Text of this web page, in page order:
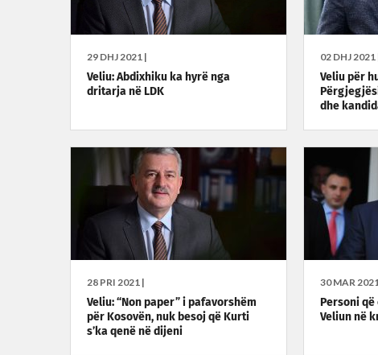
29 DHJ 2021 |
Veliu: Abdixhiku ka hyrë nga
dritarja në LDK
02 DHJ 2021
Veliu për
dhe
28 PRI 2021 |
Veliu: “Non paper” i pafavorshëm
për Kosovën, nuk besoj që Kurti
s’ka qenë në dijeni
30 MAR
Personi që
Veliun në